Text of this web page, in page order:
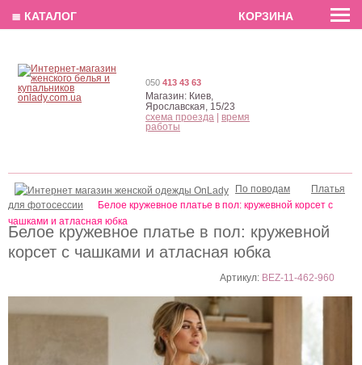
EN РУС
Белое кружевное платье в пол: кружевной
корсет с чашками и атласная юбка
Артикул: BEZ-11-462-960
По поводам
Платья
для фотосессии
Белое кружевное платье в пол: кружевной корсет с
чашками и атласная юбка
050 413 43 63
Магазин: Киев,
Ярославская, 15/23
схема проезда
время
работы
≣ КАТАЛОГ КОРЗИНА